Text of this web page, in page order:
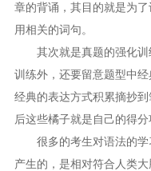
章的背诵，其目的就是为
用相关的词句。
其次就是真题的强化训
训练外，还要留意题型中
经典的表达方式积累摘抄
后这些橘子就是自己的得分
很多的考生对语法的学
产生的，是相对符合人类